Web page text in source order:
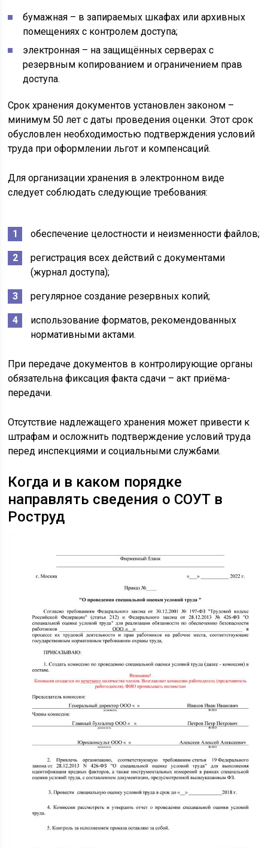
бумажная – в запираемых шкафах или архивных
помещениях с контролем доступа;
электронная – на защищённых серверах с
резервным копированием и ограничением прав
доступа.
Срок хранения документов установлен законом –
минимум 50 лет с даты проведения оценки. Этот срок
обусловлен необходимостью подтверждения условий
труда при оформлении льгот и компенсаций.
Для организации хранения в электронном виде
следует соблюдать следующие требования:
обеспечение целостности и неизменности файлов;
регистрация всех действий с документами
(журнал доступа);
регулярное создание резервных копий;
использование форматов, рекомендованных
нормативными актами.
При передаче документов в контролирующие органы
обязательна фиксация факта сдачи – акт приёма-
передачи.
Отсутствие надлежащего хранения может привести к
штрафам и осложнить подтверждение условий труда
перед инспекциями и социальными службами.
Когда и в каком порядке
направлять сведения о СОУТ в
Роструд